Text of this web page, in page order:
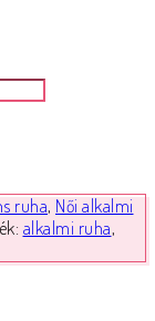
ruha, Női alkalmi
alkalmi ruha,